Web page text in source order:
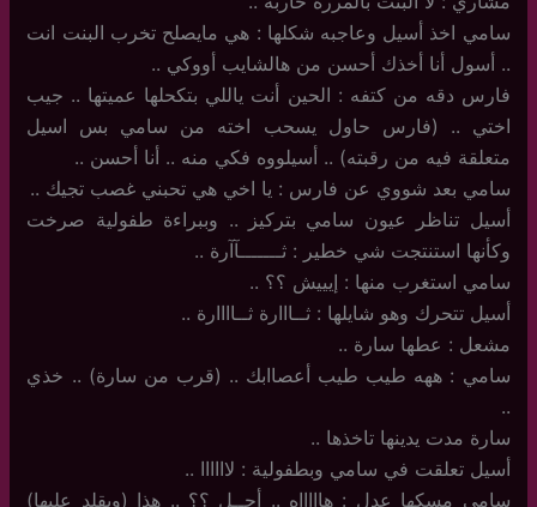
سامي اخذ أسيل وعاجبه شكلها : هي مايصلح تخرب البنت انت
.. أسول أنا أخذك أحسن من هالشايب أووكي ..
فارس دقه من كتفه : الحين أنت ياللي بتكحلها عميتها .. جيب
اختي .. (فارس حاول يسحب اخته من سامي بس اسيل
متعلقة فيه من رقبته) .. أسيلووه فكي منه .. أنا أحسن ..
سامي بعد شووي عن فارس : يا اخي هي تحبني غصب تجيك ..
أسيل تناظر عيون سامي بتركيز .. وببراءة طفولية صرخت
وكأنها استنتجت شي خطير : ثـــــــآآرة ..
سامي استغرب منها : إيييش ؟؟ ..
أسيل تتحرك وهو شايلها : ثــااارة ثــاااارة ..
مشعل : عطها سارة ..
سامي : ههه طيب طيب أعصاابك .. (قرب من سارة) .. خذي
..
سارة مدت يدينها تاخذها ..
أسيل تعلقت في سامي وبطفولية : لاااااا ..
سامي مسكها عدل : هاااااه .. أجــل ؟؟ .. هذا (ويقلد عليها)